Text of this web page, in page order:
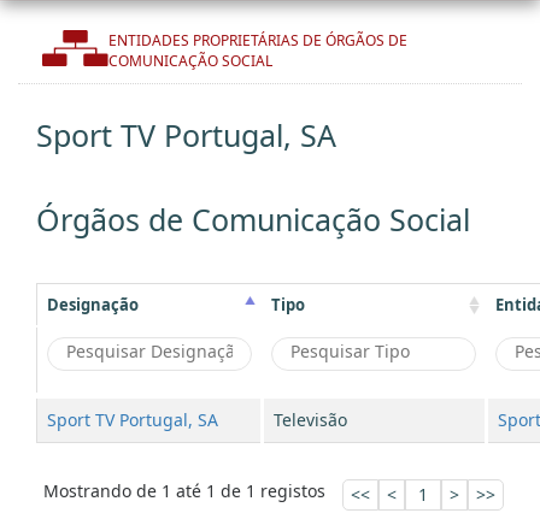
ENTIDADES PROPRIETÁRIAS DE ÓRGÃOS DE
COMUNICAÇÃO SOCIAL
Sport TV Portugal, SA
Órgãos de Comunicação Social
Designação Tipo
Sport TV Portugal, SA Televisão
Mostrando de 1 até 1 de 1 registos << < 1 > >>